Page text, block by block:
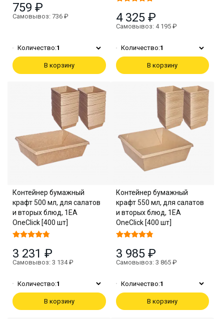
759 ₽
Самовывоз: 736 ₽
Количество:1
В корзину
4 325 ₽
Самовывоз: 4 195 ₽
Количество:1
В корзину
Контейнер бумажный
крафт 500 мл, для салатов
и вторых блюд, 1EA
OneClick [400 шт]
3 231 ₽
Самовывоз: 3 134 ₽
Количество:1
В корзину
Контейнер бумажный
крафт 550 мл, для салатов
и вторых блюд, 1EA
OneClick [400 шт]
3 985 ₽
Самовывоз: 3 865 ₽
Количество:1
В корзину